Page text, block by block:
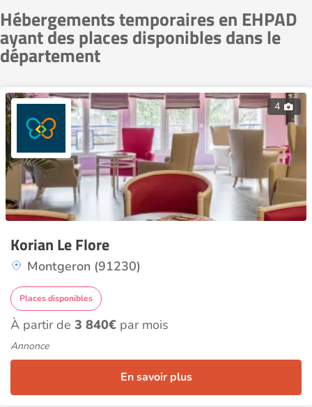
Hébergements temporaires en EHPAD
ayant des places disponibles dans le
département
4
Korian Le Flore
Montgeron (91230)
Places disponibles
À partir de 3 840€ par mois
Annonce
En savoir plus